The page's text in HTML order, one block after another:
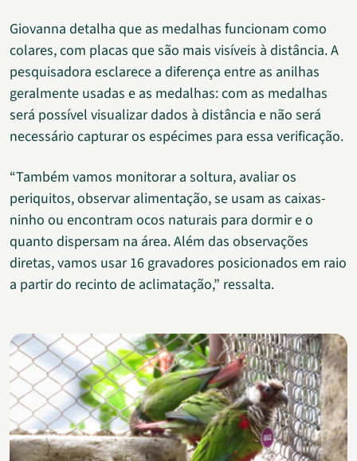
Giovanna detalha que as medalhas funcionam como
colares, com placas que são mais visíveis à distância. A
pesquisadora esclarece a diferença entre as anilhas
geralmente usadas e as medalhas: com as medalhas
será possível visualizar dados à distância e não será
necessário capturar os espécimes para essa verificação.
“Também vamos monitorar a soltura, avaliar os
periquitos, observar alimentação, se usam as caixas-
ninho ou encontram ocos naturais para dormir e o
quanto dispersam na área. Além das observações
diretas, vamos usar 16 gravadores posicionados em raio
a partir do recinto de aclimatação,” ressalta.